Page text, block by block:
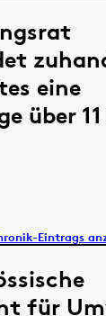
eine
über
Eintrags
für